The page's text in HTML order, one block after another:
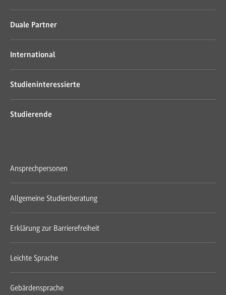
Duale Partner
International
Studieninteressierte
Studierende
Ansprechpersonen
Allgemeine Studienberatung
Erklärung zur Barrierefreiheit
Leichte Sprache
Gebärdensprache